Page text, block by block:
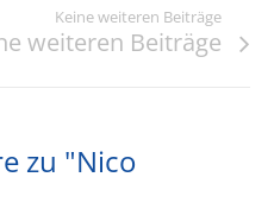
Keine weiteren Beiträge
weiteren Beiträge
zu "Nico